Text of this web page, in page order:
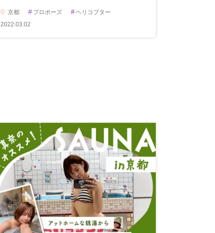
京都 # プロポーズ #ヘリコプター
2022.03.02